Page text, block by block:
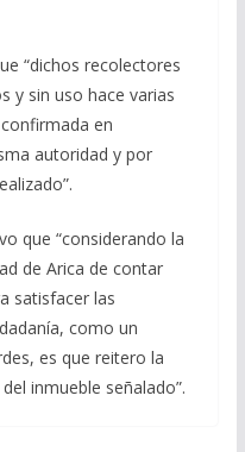
“dichos recolectores
y sin uso hace varias
en
autoridad y por
que “considerando la
de Arica de contar
satisfacer las
como un
es que reitero la
inmueble señalado”.